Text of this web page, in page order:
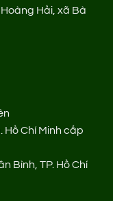
Hải, xã Bà
Hồ Chí Minh cấp
Bình, TP. Hồ Chí